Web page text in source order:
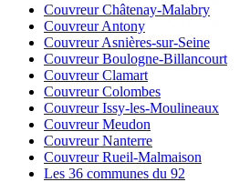
CouvreurChâtenay-Malabry
CouvreurAntony
CouvreurAsnières-sur-Seine
CouvreurBoulogne-Billancourt
CouvreurClamart
CouvreurColombes
CouvreurIssy-les-Moulineaux
CouvreurMeudon
CouvreurNanterre
CouvreurRueil-Malmaison
Les 36 communes du 92